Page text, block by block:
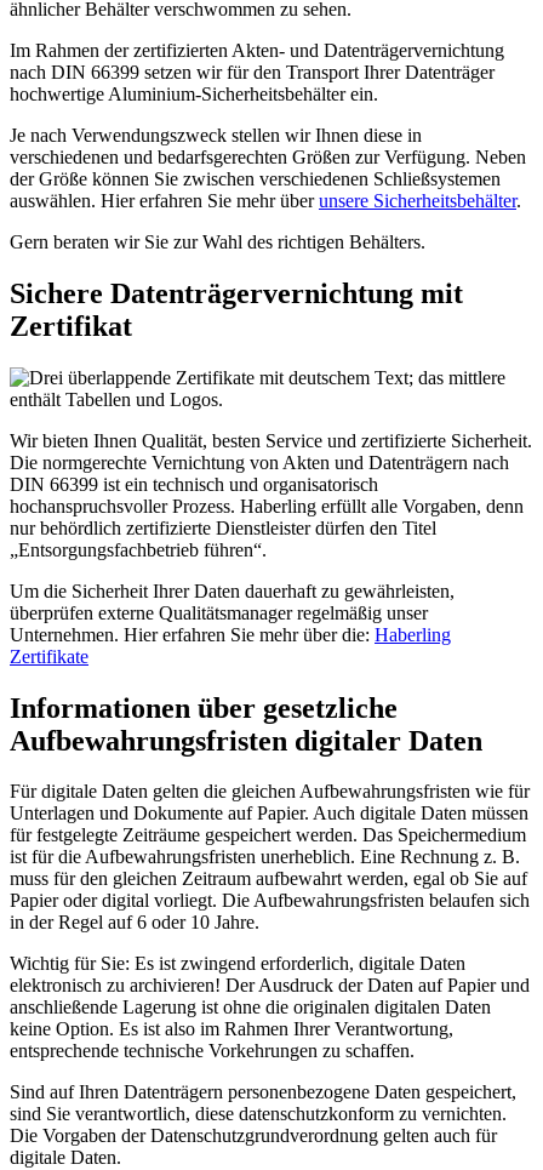
Im Rahmen der zertifizierten Akten- und Datenträgervernichtung
nach DIN 66399 setzen wir für den Transport Ihrer Datenträger
hochwertige Aluminium-Sicherheitsbehälter ein.
Je nach Verwendungszweck stellen wir Ihnen diese in
verschiedenen und bedarfsgerechten Größen zur Verfügung. Neben
der Größe können Sie zwischen verschiedenen Schließsystemen
auswählen. Hier erfahren Sie mehr überunsere Sicherheitsbehälter.
Gern beraten wir Sie zur Wahl des richtigen Behälters.
Sichere Datenträgervernichtung mit
Zertifikat
Wir bieten Ihnen Qualität, besten Service und zertifizierte Sicherheit.
Die normgerechte Vernichtung von Akten und Datenträgern nach
DIN 66399 ist ein technisch und organisatorisch
hochanspruchsvoller Prozess. Haberling erfüllt alle Vorgaben, denn
nur behördlich zertifizierte Dienstleister dürfen den Titel
„Entsorgungsfachbetrieb führen“.
Um die Sicherheit Ihrer Daten dauerhaft zu gewährleisten,
überprüfen externe Qualitätsmanager regelmäßig unser
Unternehmen. Hier erfahren Sie mehr über die: Haberling
Zertifikate
Informationen über gesetzliche
Aufbewahrungsfristen digitaler Daten
Für digitale Daten gelten die gleichen Aufbewahrungsfristen wie für
Unterlagen und Dokumente auf Papier. Auch digitale Daten müssen
für festgelegte Zeiträume gespeichert werden. Das Speichermedium
ist für die Aufbewahrungsfristen unerheblich. Eine Rechnung z. B.
muss für den gleichen Zeitraum aufbewahrt werden, egal ob Sie auf
Papier oder digital vorliegt. Die Aufbewahrungsfristen belaufen sich
in der Regel auf 6 oder 10 Jahre.
Wichtig für Sie: Es ist zwingend erforderlich, digitale Daten
elektronisch zu archivieren! Der Ausdruck der Daten auf Papier und
anschließende Lagerung ist ohne die originalen digitalen Daten
keine Option. Es ist also im Rahmen Ihrer Verantwortung,
entsprechende technische Vorkehrungen zu schaffen.
Sind auf Ihren Datenträgern personenbezogene Daten gespeichert,
sind Sie verantwortlich, diese datenschutzkonform zu vernichten.
Die Vorgaben der Datenschutzgrundverordnung gelten auch für
digitale Daten.